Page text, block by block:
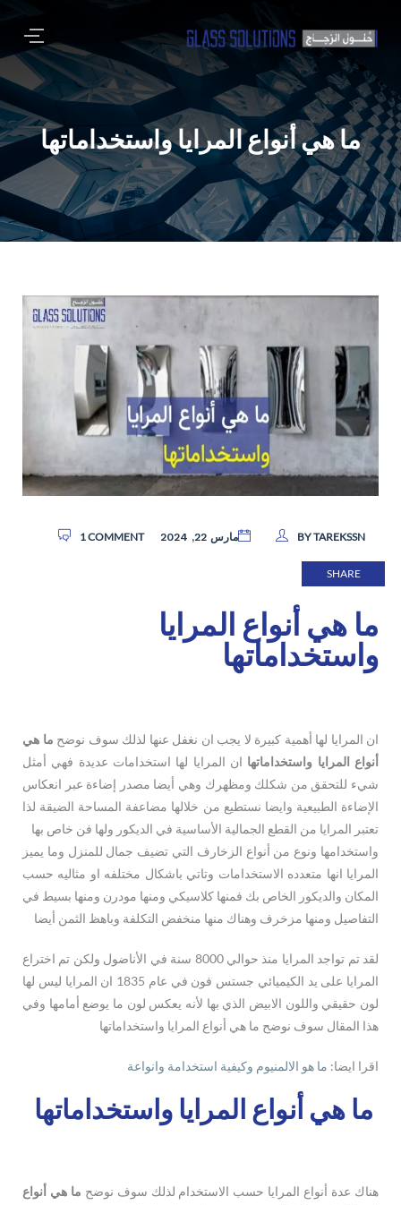
ما هي أنواع المرايا واستخداماتها
BY TAREKSSN مارس 22, 2024 1 COMMENT
SHARE
ما هي أنواع المرايا
واستخداماتها
ان المرايا لها أهمية كبيرة لا يجب ان نغفل عنها لذلك سوف نوضح ما هي
أنواع المرايا واستخداماتها ان المرايا لها استخدامات عديدة فهي أمثل
شيء للتحقق من شكلك ومظهرك وهي أيضا مصدر إضاءة عبر انعكاس
الإضاءة الطبيعية وايضا نستطيع من خلالها مضاعفة المساحة الضيقة لذا
تعتبر المرايا من القطع الجمالية الأساسية في الديكور ولها فن خاص بها
واستخدامها ونوع من أنواع الزخارف التي تضيف جمال للمنزل وما يميز
المرايا انها متعدده الاستخدامات وتاتي باشكال مختلفه او مثاليه حسب
المكان والديكور الخاص بك فمنها كلاسيكي ومنها مودرن ومنها بسيط في
التفاصيل ومنها مزخرف وهناك منها منخفض التكلفة وباهظ الثمن أيضا
لقد تم تواجد المرايا منذ حوالي 8000 سنة في الأناضول ولكن تم اختراع
المرايا على يد الكيميائي جستس فون في عام 1835 ان المرايا ليس لها
لون حقيقي واللون الابيض الذي بها لأنه يعكس لون ما يوضع أمامها وفي
هذا المقال سوف نوضح ما هي أنواع المرايا واستخداماتها
اقرا ايضا: ما هو الالمنيوم وكيفية استخدامة وانواعة
ما هي أنواع المرايا واستخداماتها
هناك عدة أنواع المرايا حسب الاستخدام لذلك سوف نوضح ما هي أنواع